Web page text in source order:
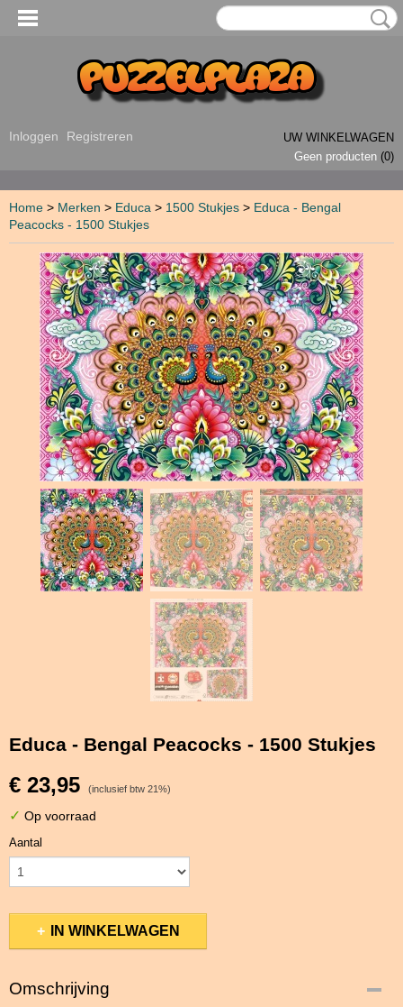
Inloggen Registreren
UW WINKELWAGEN
Geen producten (0)
Home > Merken > Educa > 1500 Stukjes > Educa - Bengal
Peacocks - 1500 Stukjes
Educa - Bengal Peacocks - 1500 Stukjes
€ 23,95 (inclusief btw 21%)
✓ Op voorraad
Aantal
IN WINKELWAGEN
Omschrijving